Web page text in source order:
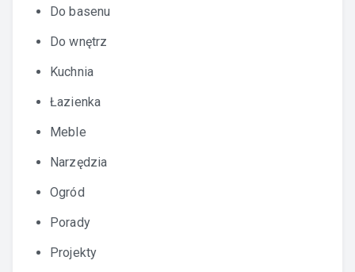
Do basenu
Do wnętrz
Kuchnia
Łazienka
Meble
Narzędzia
Ogród
Porady
Projekty